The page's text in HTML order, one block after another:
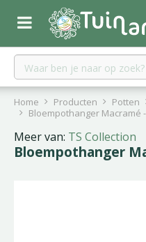
r
Home Producten Potten
Bloempothanger Macramé -
Meer van: TS Collection
Bloempothanger